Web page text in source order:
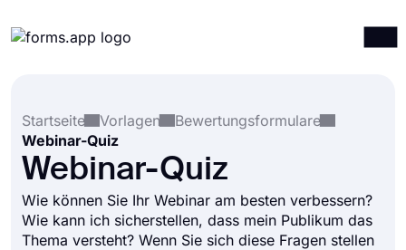
Integrationen
Vorlagen
Ressourcen
Preise
Startseite
Vorlagen
Bewertungsformulare
Webinar-Quiz
Webinar-Quiz
Wie können Sie Ihr Webinar am besten verbessern?
Wie kann ich sicherstellen, dass mein Publikum das
Thema versteht? Wenn Sie sich diese Fragen stellen